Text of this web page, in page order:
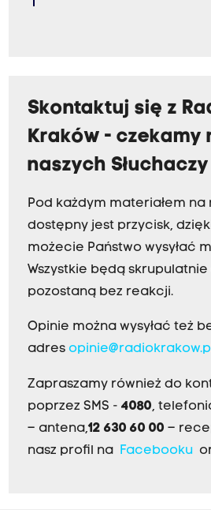
Skontaktuj się z
Kraków - czekamy
naszych Słuchaczy
Pod każdym materiałem na
dostępny jest przycisk,
możecie Państwo wysyłać
Wszystkie będą
pozostaną bez reakcji.
Opinie można wysyłać też
adres
Zapraszamy również do
poprzez SMS - 4080,
– antena,12 630 60 00 –
nasz profil na
Facebooku